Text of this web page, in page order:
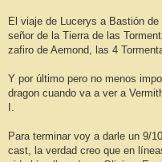
El viaje de Lucerys a Bastión
señor de la Tierra de las
zafiro de Aemond, las 4
Y por último pero no menos
dragon cuando va a ver a
I.
Para terminar voy a darle un 9/
cast, la verdad creo que en